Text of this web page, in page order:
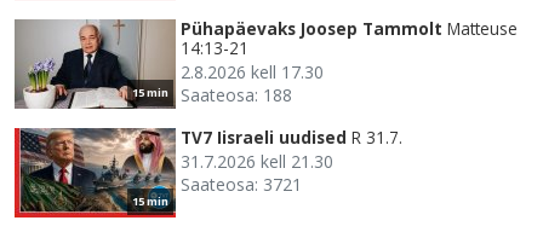
15 min
Pühapäevaks Joosep Tammolt Matteuse
14:13-21
2.8.2026 kell 17.30
Saateosa: 188
15 min
TV7 Iisraeli uudised R 31.7.
31.7.2026 kell 21.30
Saateosa: 3721